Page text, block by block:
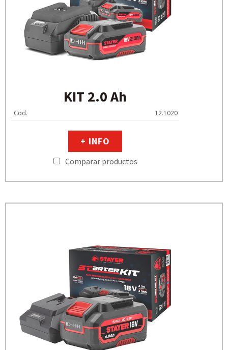
KIT 2.0 Ah
Cod. 12.1020
+ INFO
Comparar productos